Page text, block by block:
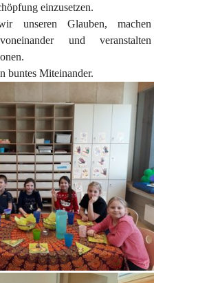
einzusetzen.
unseren Glauben, machen
und veranstalten
buntes Miteinander.